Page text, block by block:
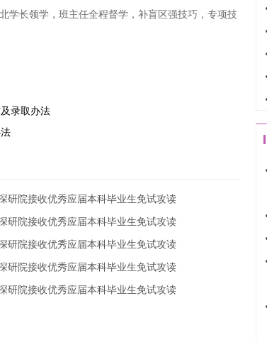
学长领学，班主任全程督学，补盲区强技巧，专项技
录取办法
研院接收优秀应届本科毕业生免试攻读
研院接收优秀应届本科毕业生免试攻读
研院接收优秀应届本科毕业生免试攻读
研院接收优秀应届本科毕业生免试攻读
研院接收优秀应届本科毕业生免试攻读